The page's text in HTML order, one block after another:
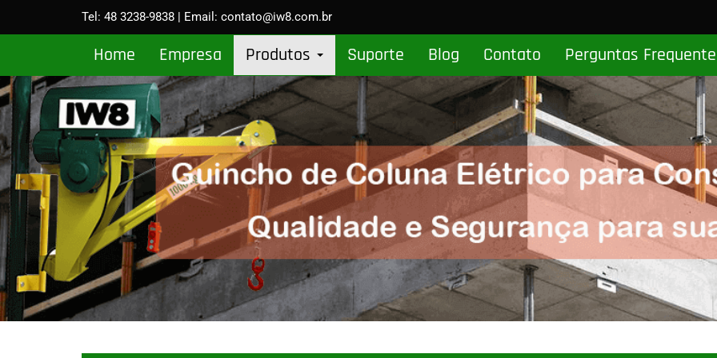
Tel: 48 3238-9838 | Email: contato@iw8.com.br
Home Empresa Produtos Suporte Blog Contato Perguntas